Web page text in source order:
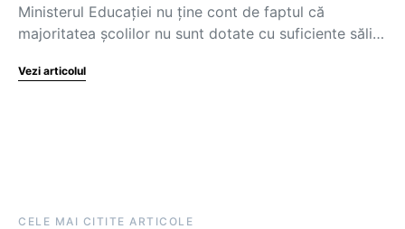
Ministerul Educației nu ține cont de faptul că
majoritatea școlilor nu sunt dotate cu suficiente săli…
Vezi articolul
CELE MAI CITITE ARTICOLE